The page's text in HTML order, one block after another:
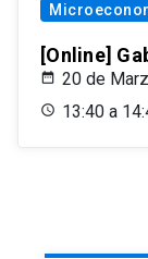
[Online]
20 de
13:40 a